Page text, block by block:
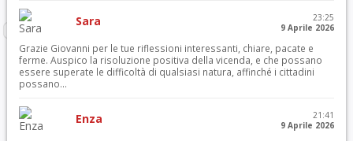
Sara
23:25
9 Aprile 2026
Grazie Giovanni per le tue riflessioni interessanti, chiare, pacate e
ferme. Auspico la risoluzione positiva della vicenda, e che possano
essere superate le difficoltà di qualsiasi natura, affinché i cittadini
possano...
Enza
21:41
9 Aprile 2026